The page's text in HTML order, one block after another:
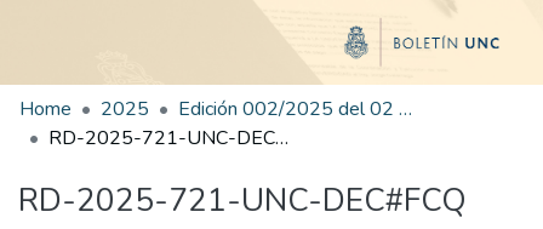
Home 2025
Edición 002/2025 del 02 de junio de 2025
RD-2025-721-UNC-DEC#FCQ
RD-2025-721-UNC-DEC#FCQ